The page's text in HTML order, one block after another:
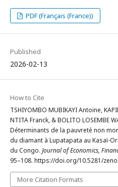
PDF (Français (France))
Published
2026-02-13
How to Cite
TSHIYOMBO MUBIKAYI Antoine,
NTITA Franck, & BOLITO LOSEMBE
Déterminants de la pauvreté non
du diamant à Lupatapata au Kasaï-
du Congo. Journal of Economics,
95–108. https://doi.org/10.5281/
More Citation Formats